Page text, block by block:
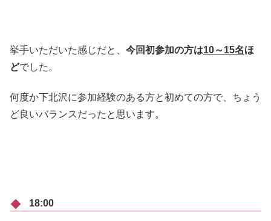
挙手いただいた感じだと、 今回初参加の方は10～15名ほ
どでした。
何度か下北沢に参加経験のある方と初めての方で、ちょう
ど良いバランスだったと思います。
18:00